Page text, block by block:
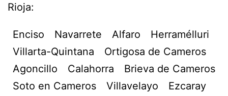
Rioja:
Enciso Navarrete Alfaro
Herramélluri
Villarta-Quintana
Ortigosa de Cameros
Agoncillo
Calahorra
Brieva de Cameros
Soto en Cameros
Villavelayo
Ezcaray